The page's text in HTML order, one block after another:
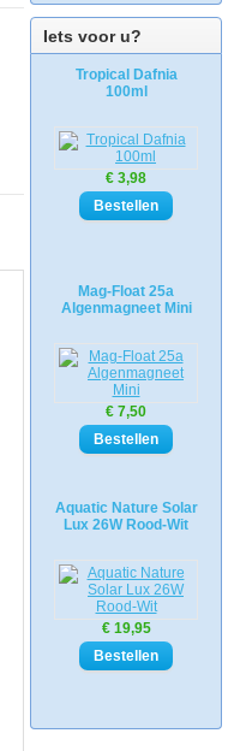
Iets voor u?
Tropical Dafnia
100ml
€ 3,98
Mag-Float 25a
Algenmagneet Mini
€ 7,50
Aquatic Nature Solar
Lux 26W Rood-Wit
€ 19,95